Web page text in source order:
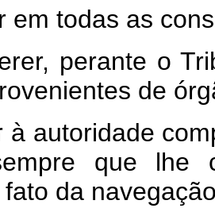
em todas as
perante o
de
à autoridade
que lhe
da